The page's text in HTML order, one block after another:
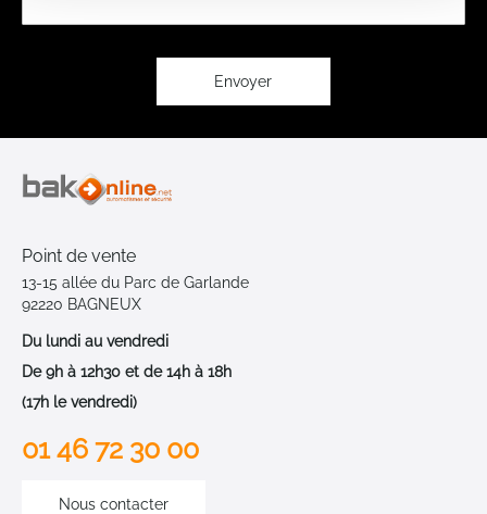
Envoyer
Point de vente
13-15 allée du Parc de Garlande
92220 BAGNEUX
Du lundi au vendredi
De 9h à 12h30 et de 14h à 18h
(17h le vendredi)
01 46 72 30 00
Nous contacter